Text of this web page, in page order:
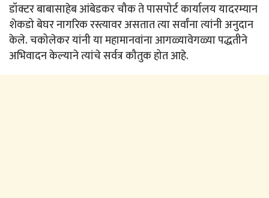
डॉक्टर बाबासाहेब आंबेडकर चौक ते पासपोर्ट कार्यालय यादरम्यान
शेकडो बेघर नागरिक रस्त्यावर असतात त्या सर्वांना त्यांनी अनुदान
केले. चकोलेकर यांनी या महामानवांना आगळ्यावेगळ्या पद्धतीने
अभिवादन केल्याने त्यांचे सर्वत्र कौतुक होत आहे.